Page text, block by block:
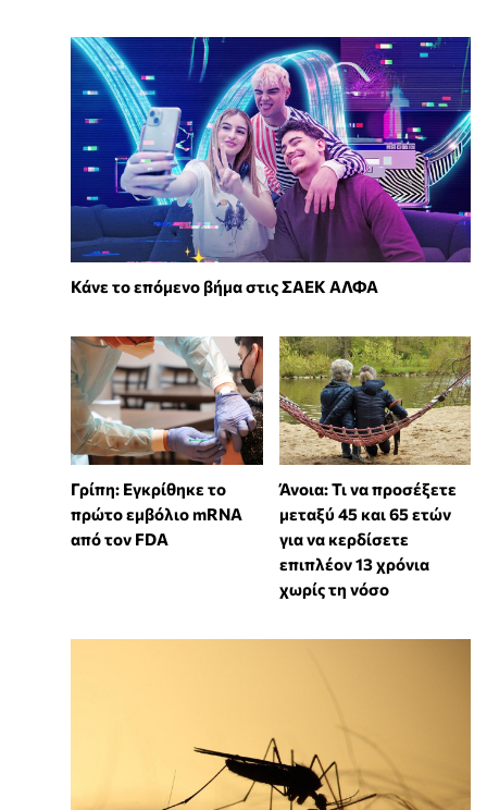
Κάνε το επόμενο βήμα στις ΣΑΕΚ ΑΛΦΑ
Γρίπη: Εγκρίθηκε το
πρώτο εμβόλιο mRNA
από τον FDA
Άνοια: Τι να προσέξετε
μεταξύ 45 και 65 ετών
για να κερδίσετε
επιπλέον 13 χρόνια
χωρίς τη νόσο